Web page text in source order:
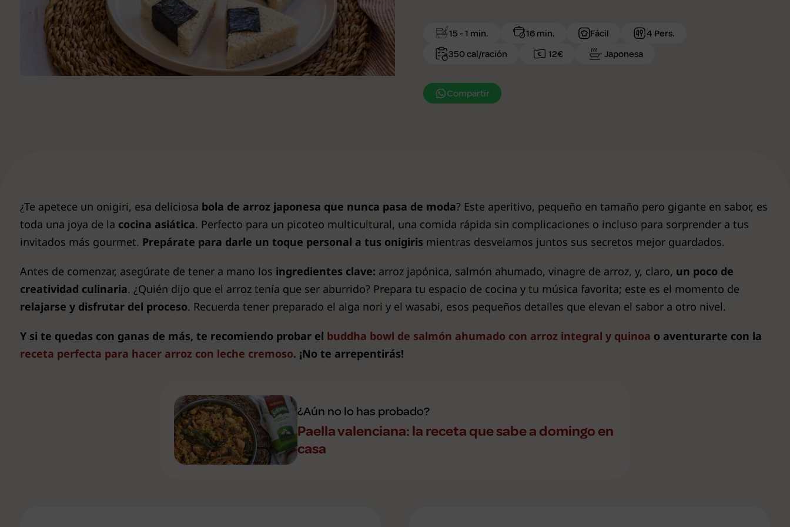
15 - 1 min. 16 min. Fácil
4 Pers.
350 cal/ración
12€ Japonesa
Compartir
¿Te apetece un onigiri, esa deliciosa bola de arroz japonesa que nunca pasa de moda? Este aperitivo, pequeño en tamaño pero gigante en sabor, es
toda una joya de la cocina asiática. Perfecto para un picoteo multicultural, una comida rápida sin complicaciones o incluso para sorprender a tus
invitados más gourmet. Prepárate para darle un toque personal a tus onigiris mientras desvelamos juntos sus secretos mejor guardados.
Antes de comenzar, asegúrate de tener a mano los ingredientes clave: arroz japónica, salmón ahumado, vinagre de arroz, y, claro, un poco de
creatividad culinaria. ¿Quién dijo que el arroz tenía que ser aburrido? Prepara tu espacio de cocina y tu música favorita; este es el momento de
relajarse y disfrutar del proceso. Recuerda tener preparado el alga nori y el wasabi, esos pequeños detalles que elevan el sabor a otro nivel.
Y si te quedas con ganas de más, te recomiendo probar el buddha bowl de salmón ahumado con arroz integral y quinoa o aventurarte con la
receta perfecta para hacer arroz con leche cremoso. ¡No te arrepentirás!
¿Aún no lo has probado?
Paella valenciana: la receta que sabe a domingo en
casa